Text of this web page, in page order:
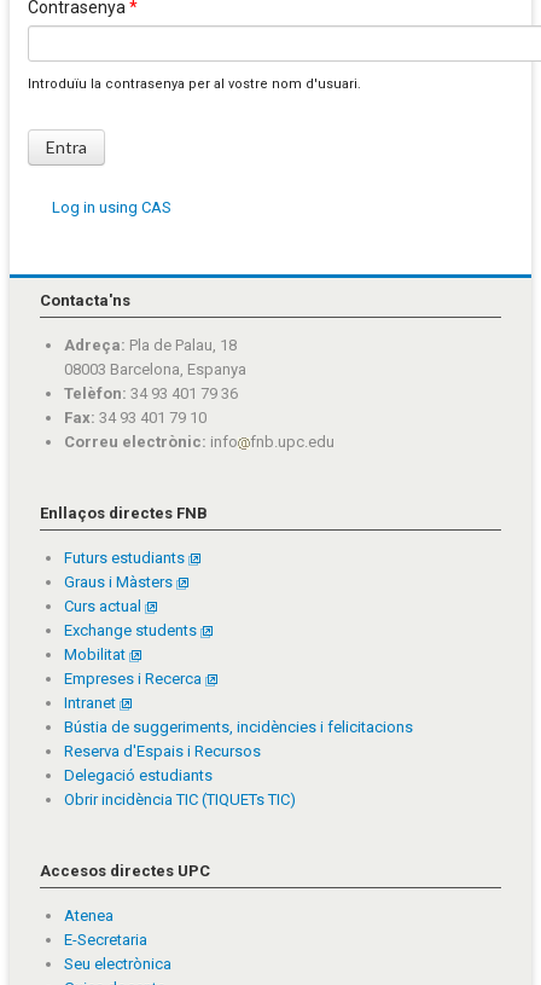
Contrasenya*
Introduïu la contrasenya per al vostre nom d'usuari.
Log in using CAS
Contacta'ns
Adreça: Pla de Palau, 18
08003 Barcelona, Espanya
Telèfon: 34 93 401 79 36
Fax: 34 93 401 79 10
Correu electrònic: info fnb.upc.edu
Enllaços directes FNB
Futurs estudiants
Graus i Màsters
Curs actual
Exchange students
Mobilitat
Empreses i Recerca
Intranet
Bústia de suggeriments, incidències i felicitacions
Reserva d'Espais i Recursos
Delegació estudiants
Obrir incidència TIC (TIQUETs TIC)
Accesos directes UPC
Atenea
E-Secretaria
Seu electrònica